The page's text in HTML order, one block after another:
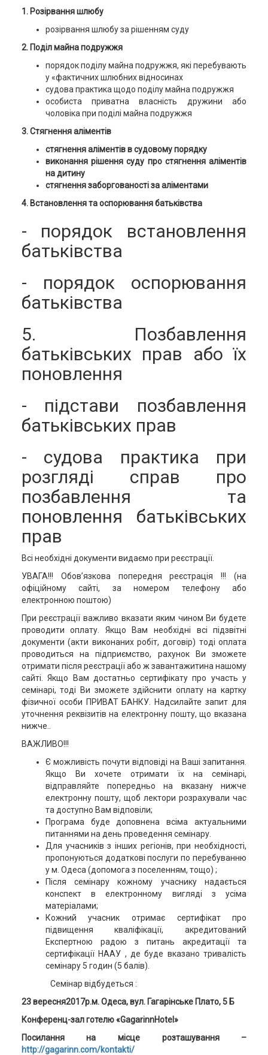
1. Розірвання шлюбу
розірвання шлюбу за рішенням суду
2. Поділ майна подружжя
порядок поділу майна подружжя, які перебувають
у «фактичних шлюбних відносинах
судова практика щодо поділу майна подружжя
особиста приватна власність дружини або
чоловіка при поділі майна подружжя
3. Стягнення аліментів
стягнення аліментів в судовому порядку
виконання рішення суду про стягнення аліментів
на дитину
стягнення заборгованості за аліментами
4. Встановлення та оспорювання батьківства
- порядок встановлення
батьківства
- порядок оспорювання
батьківства
5. Позбавлення
батьківських прав або їх
поновлення
- підстави позбавлення
батьківських прав
- судова практика при
розгляді справ про
позбавлення та
поновлення батьківських
прав
Всі необхідні документи видаємо при реєстрації.
УВАГА!!! Обов’язкова попередня реєстрація !!! (на
офіційному сайті, за номером телефону або
електронною поштою)
При реєстрації важливо вказати яким чином Ви будете
проводити оплату. Якщо Вам необхідні всі підзвітні
документи (акти виконаних робіт, договір) тоді оплата
проводиться на підприємство, рахунок Ви зможете
отримати після реєстрації або ж завантажитина нашому
сайті. Якщо Вам достатньо сертифікату про участь у
семінарі, тоді Ви зможете здійснити оплату на картку
фізичної особи ПРИВАТ БАНКУ. Надсилайте запит для
уточнення реквізитів на електронну пошту, що вказана
нижче..
ВАЖЛИВО!!!
Є можливість почути відповіді на Ваші запитання.
Якщо Ви хочете отримати їх на семінарі,
відправляйте попередньо на вказану нижче
електронну пошту, щоб лектори розрахували час
та доступно Вам відповіли;
Програма буде доповнена всіма актуальними
питаннями на день проведення семінару.
Для учасників з інших регіонів, при необхідності,
пропонуються додаткові послуги по перебуванню
у м. Одеса (допомога з поселенням, тощо) ;
Після семінару кожному учаснику надається
конспект в електронному вигляді з усіма
матеріалами;
Кожний учасник отримає сертифікат про
підвищення кваліфікації, акредитований
Експертною радою з питань акредитації та
сертифікації НААУ , де буде вказано тривалість
семінару 5 годин (5 балів).
Семінар відбудеться :
23 вересня2017р.м. Одеса,вул. Гагарінське Плато, 5 Б
Конференц-зал готелю «GagarinnHotel»
Посилання на місце розташування –
http://gagarinn.com/kontakti/